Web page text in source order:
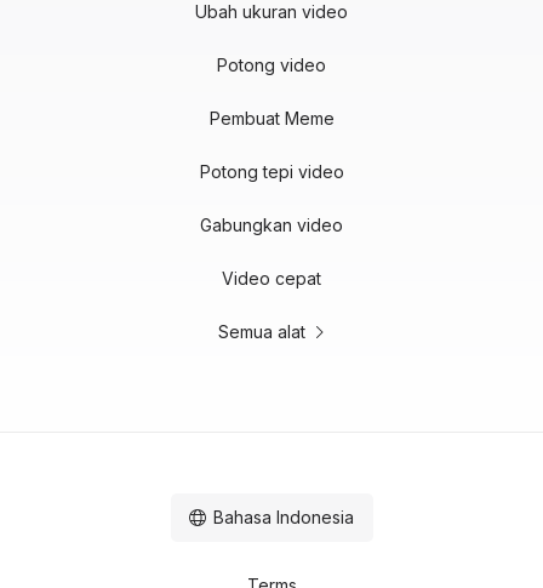
Ubah ukuran video
Potong video
Pembuat Meme
Potong tepi video
Gabungkan video
Video cepat
Semua alat
Bahasa Indonesia